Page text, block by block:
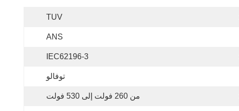
TUV
ANS
IEC62196-3
توفالو
من 260 فولت إلى 530 فولت